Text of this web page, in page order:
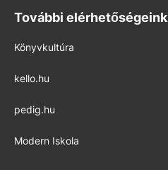
További elérhetőségeink
Könyvkultúra
kello.hu
pedig.hu
Modern Iskola